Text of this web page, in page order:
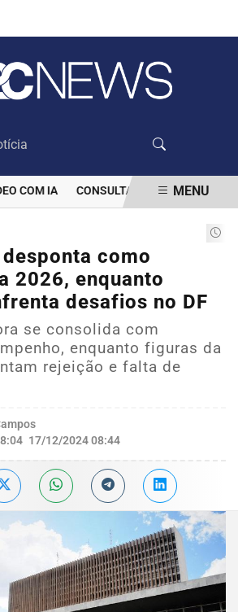
IA CONSULTA PÚBLICA SOBRE
MENU
como
2026, enquanto
desafios no DF
se consolida com
enquanto figuras da
rejeição e falta de
17/12/2024 08:44